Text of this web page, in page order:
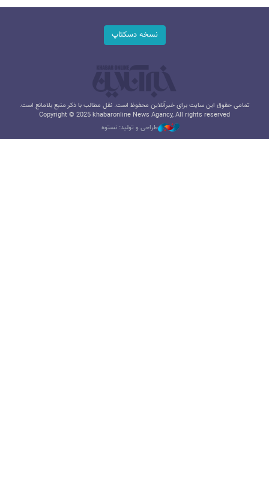
نسخه دسکتاپ
تمامی حقوق این سایت برای خبرآنلاین محفوظ است. نقل مطالب با ذکر منبع بلامانع است.
Copyright © 2025 khabaronline News Agancy, All rights reserved
طراحی و تولید: نستوه